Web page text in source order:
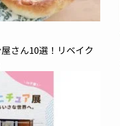
さん10選！リベイク